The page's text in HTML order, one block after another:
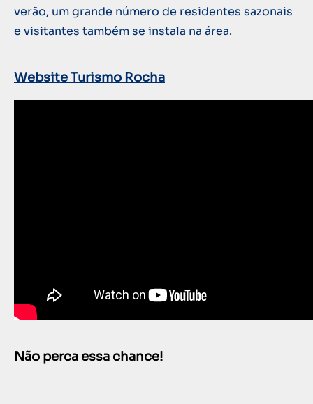
verão, um grande número de residentes sazonais
e visitantes também se instala na área.
Website Turismo Rocha
Não perca essa chance!